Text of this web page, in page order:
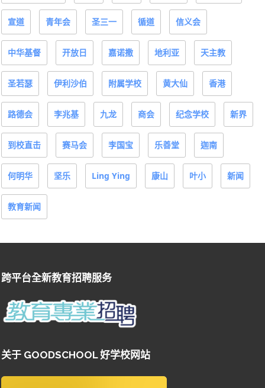
宣道 青年会 圣三一 循道 信义会
中华基督 开放日 嘉诺撒 地利亚 天主教
圣若瑟 伊利沙伯 附属学校 黄大仙 香港
路德会 李兆基 九龙 商会 纪念学校 新界
到校直击 赛马会 李国宝 乐善堂 迦南
何明华 坚乐 Ling Ying 康山 叶小 新闻
教育新闻
跨平台全新教育招聘服务
关于 GOODSCHOOL 好学校网站